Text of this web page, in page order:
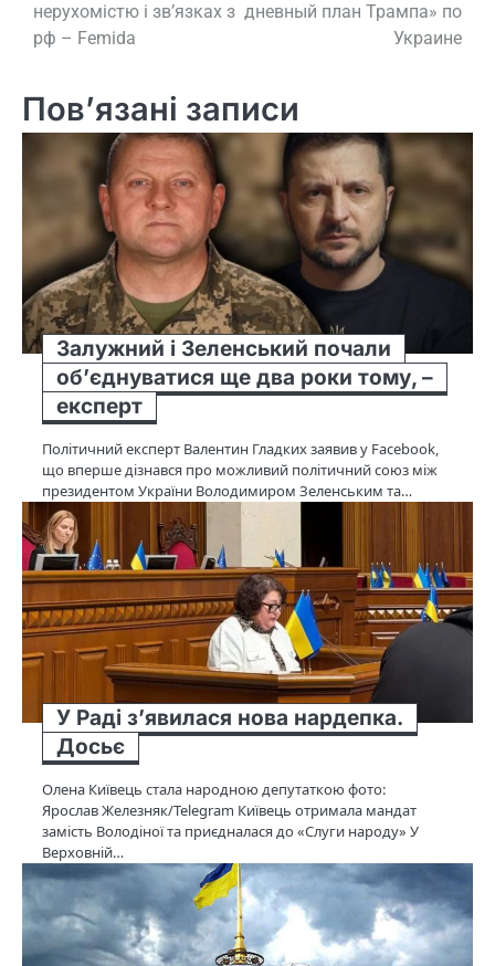
нерухомістю і зв’язках з
рф – Femida
дневный план Трампа» по
Украине
Пов’язані записи
Залужний і Зеленський почали
об’єднуватися ще два роки тому, –
експерт
Політичний експерт Валентин Гладких заявив у Facebook,
що вперше дізнався про можливий політичний союз між
президентом України Володимиром Зеленським та…
У Раді зʼявилася нова нардепка.
Досьє
Олена Київець стала народною депутаткою фото:
Ярослав Железняк/Telegram Київець отримала мандат
замість Володіної та приєдналася до «Слуги народу» У
Верховній…